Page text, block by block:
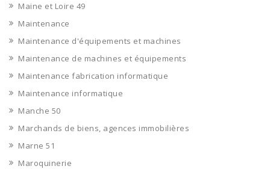
Maine et Loire 49
Maintenance
Maintenance d'équipements et machines
Maintenance de machines et équipements
Maintenance fabrication informatique
Maintenance informatique
Manche 50
Marchands de biens, agences immobilières
Marne 51
Maroquinerie